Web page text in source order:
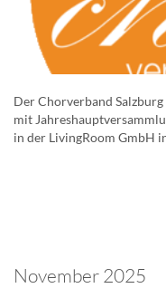
Der Chorverband
mit
in der LivingRoom GmbH
November 2025